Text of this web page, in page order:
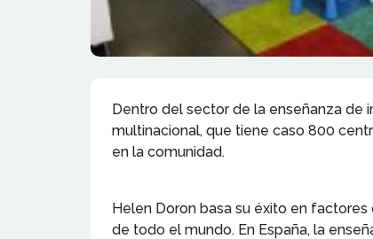
Dentro del sector de la enseñanza de
multinacional, que tiene caso 800
en la comunidad.
Helen Doron basa su éxito en
de todo el mundo. En España, la